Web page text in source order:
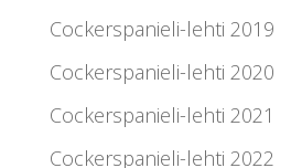
Cockerspanieli-lehti 2019
Cockerspanieli-lehti 2020
Cockerspanieli-lehti 2021
Cockerspanieli-lehti 2022